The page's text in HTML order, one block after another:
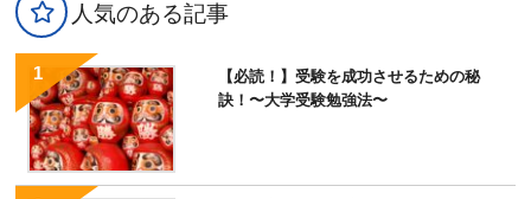
人気のある記事
【必読！】受験を成功させるための秘
訣！〜大学受験勉強法〜